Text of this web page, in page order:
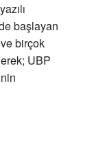
başlayan
birçok
UBP